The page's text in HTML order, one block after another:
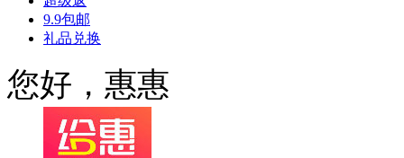
9.9包邮
礼品兑换
您好，惠惠